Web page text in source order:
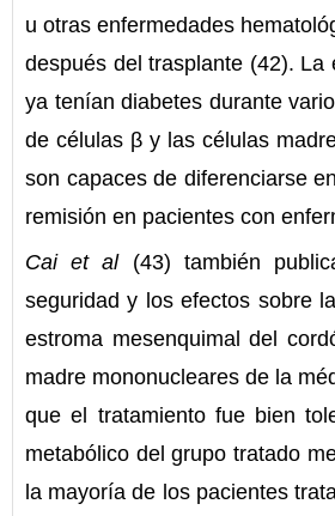
u otras enfermedades
después del trasplante (42).
ya tenían diabetes durante
de células β y las células
son capaces de diferenciarse
remisión en pacientes con
Cai et al(43) también
seguridad y los efectos sobre
estroma mesenquimal del
madre mononucleares de la
que el tratamiento fue bien
metabólico del grupo tratado
la mayoría de los pacientes